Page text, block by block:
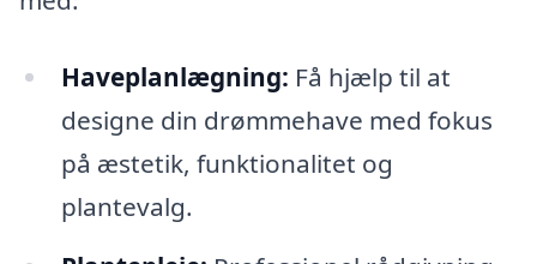
Haveplanlægning: Få hjælp til at
designe din drømmehave med fokus
på æstetik, funktionalitet og
plantevalg.